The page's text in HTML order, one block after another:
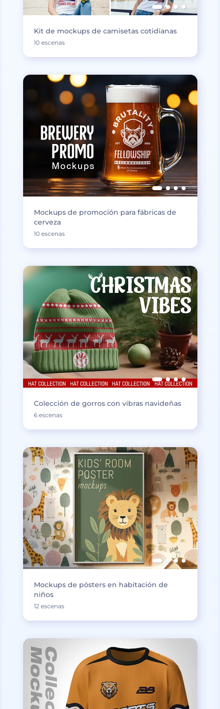
Kit de mockups de camisetas cotidianas
10 escenas
Mockups de promoción para fábricas de
cerveza
10 escenas
Colección de gorros con vibras navideñas
6 escenas
Mockups de pósters en habitación de
niños
12 escenas